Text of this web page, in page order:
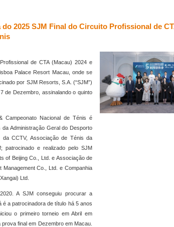
2025 SJM Final do Circuito Profissional de
de CTA (Macau) 2024 e
Palace Resort Macau, onde se
por SJM Resorts, S.A. (“SJM”)
de Dezembro, assinalando o quinto
Campeonato Nacional de Ténis é
Administração Geral do Desporto
CCTV, Associação de Ténis da
patrocinado e realizado pelo SJM
of Beijing Co., Ltd. e Associação de
Management Co., Ltd. e Companhia
Ltd.
A SJM conseguiu procurar a
a patrocinadora de título há 5 anos
o primeiro torneio em Abril em
final em Dezembro em Macau.